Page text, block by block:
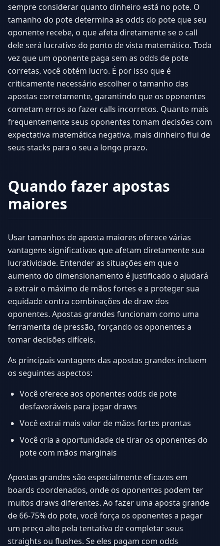
sempre considerar quanto dinheiro está no pote. O
tamanho do pote determina as odds do pote que seu
oponente recebe, o que afeta diretamente se o call
dele será lucrativo do ponto de vista matemático. Toda
vez que um oponente paga sem as odds de pote
corretas, você obtém lucro. É por isso que é
criticamente necessário escolher o tamanho das
apostas corretamente, garantindo que os oponentes
cometam erros ao fazer calls incorretos. Quanto mais
frequentemente seus oponentes tomam decisões com
expectativa matemática negativa, mais dinheiro flui de
seus stacks para o seu a longo prazo.
Quando fazer apostas
maiores
Usar tamanhos de aposta maiores oferece várias
vantagens significativas que afetam diretamente sua
lucratividade. Entender as situações em que o
aumento do dimensionamento é justificado o ajudará
a extrair o máximo de mãos fortes e a proteger sua
equidade contra combinações de draw dos
oponentes. Apostas grandes funcionam como uma
ferramenta de pressão, forçando os oponentes a
tomar decisões difíceis.
As principais vantagens das apostas grandes incluem
os seguintes aspectos:
Você oferece aos oponentes odds de pote
desfavoráveis para jogar draws
Você extrai mais valor de mãos fortes prontas
Você cria a oportunidade de tirar os oponentes do
pote com mãos marginais
Apostas grandes são especialmente eficazes em
boards coordenados, onde os oponentes podem ter
muitos draws diferentes. Ao fazer uma aposta grande
de 66-75% do pote, você força os oponentes a pagar
um preço alto pela tentativa de completar seus
straights ou flushes. Se eles pagam com odds